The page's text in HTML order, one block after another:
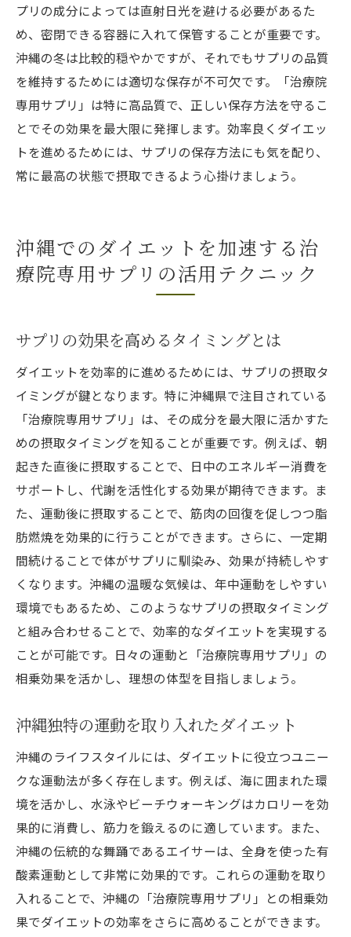
プリの成分によっては直射日光を避ける必要があるた
め、密閉できる容器に入れて保管することが重要です。
沖縄の冬は比較的穏やかですが、それでもサプリの品質
を維持するためには適切な保存が不可欠です。「治療院
専用サプリ」は特に高品質で、正しい保存方法を守るこ
とでその効果を最大限に発揮します。効率良くダイエッ
トを進めるためには、サプリの保存方法にも気を配り、
常に最高の状態で摂取できるよう心掛けましょう。
沖縄でのダイエットを加速する治
療院専用サプリの活用テクニック
サプリの効果を高めるタイミングとは
ダイエットを効率的に進めるためには、サプリの摂取タ
イミングが鍵となります。特に沖縄県で注目されている
「治療院専用サプリ」は、その成分を最大限に活かすた
めの摂取タイミングを知ることが重要です。例えば、朝
起きた直後に摂取することで、日中のエネルギー消費を
サポートし、代謝を活性化する効果が期待できます。ま
た、運動後に摂取することで、筋肉の回復を促しつつ脂
肪燃焼を効果的に行うことができます。さらに、一定期
間続けることで体がサプリに馴染み、効果が持続しやす
くなります。沖縄の温暖な気候は、年中運動をしやすい
環境でもあるため、このようなサプリの摂取タイミング
と組み合わせることで、効率的なダイエットを実現する
ことが可能です。日々の運動と「治療院専用サプリ」の
相乗効果を活かし、理想の体型を目指しましょう。
沖縄独特の運動を取り入れたダイエット
沖縄のライフスタイルには、ダイエットに役立つユニー
クな運動法が多く存在します。例えば、海に囲まれた環
境を活かし、水泳やビーチウォーキングはカロリーを効
果的に消費し、筋力を鍛えるのに適しています。また、
沖縄の伝統的な舞踊であるエイサーは、全身を使った有
酸素運動として非常に効果的です。これらの運動を取り
入れることで、沖縄の「治療院専用サプリ」との相乗効
果でダイエットの効率をさらに高めることができます。